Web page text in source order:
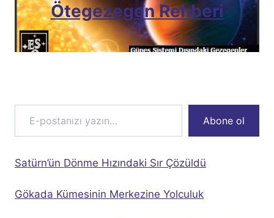
Ötegezegen Rehberi
E-postanızı yazın…
Abone ol
Satürn’ün Dönme Hızındaki Sır Çözüldü
Gökada Kümesinin Merkezine Yolculuk